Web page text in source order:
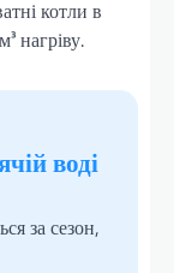
котли в
нагріву.
воді
за сезон,